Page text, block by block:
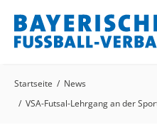
Startseite
News
VSA-Futsal-Lehrgang an der